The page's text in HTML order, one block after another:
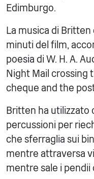
Edimburgo.
La musica di
minuti del film,
poesia di W. H. A.
Night Mail crossing
cheque and the
Britten ha utilizzato
percussioni per
che sferraglia sui
mentre attraversa
mentre sale i pendii